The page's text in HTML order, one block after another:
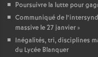
Poursuivre la lutte pour
Communiqué de
massive le 27 janvier»
Inégalités, tri, disciplines
du Lycée Blanquer